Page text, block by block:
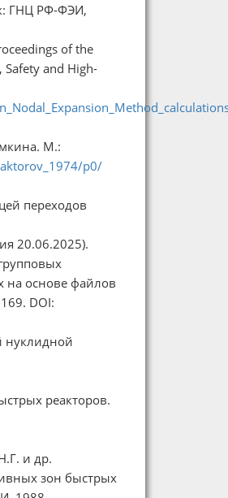
ГНЦ РФ-ФЭИ,
of the
and High-
М.:
p0/
переходов
20.06.2025).
на основе файлов
DOI:
нуклидной
реакторов.
и др.
зон быстрых